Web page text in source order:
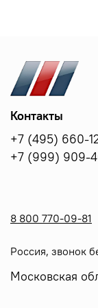
Контакты
+7 (495) 660-
+7 (999) 909-
8 800 770-09-81
Россия, звонок
Московская